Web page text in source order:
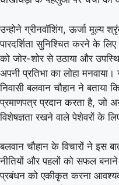
उन्होने ग्रीनवॉशिंग, ऊर्जा मूल्य
पारदर्शिता सुनिश्चित करने के
को जोर-शोर से उठाया और
अपनी प्रतिभा का लोहा
निवासी बलवान चौहान ने बताया
प्रमाणपत्र प्रदान करता है, जो
विशेषज्ञता रखने वाले पेशेवरों के
बलवान चौहान के विचारों ने इस
नीतियों और पहलों को सफल
प्रबंधन को एकीकृत करना